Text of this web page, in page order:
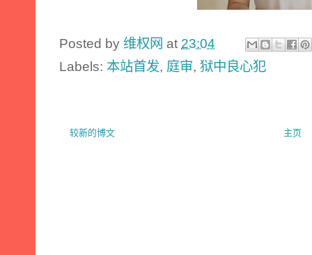
Posted by 维权网 at 23:04
Labels: 本站首发, 庭审, 狱中良心犯
较新的博文 主页